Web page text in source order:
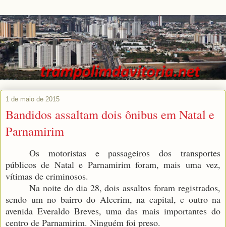
1 de maio de 2015
Bandidos assaltam dois ônibus em Natal e
Parnamirim
Os motoristas e passageiros dos transportes
públicos de Natal e Parnamirim foram, mais uma vez,
vítimas de criminosos.
Na noite do dia 28, dois assaltos foram registrados,
sendo um no bairro do Alecrim, na capital, e outro na
avenida Everaldo Breves, uma das mais importantes do
centro de Parnamirim. Ninguém foi preso.